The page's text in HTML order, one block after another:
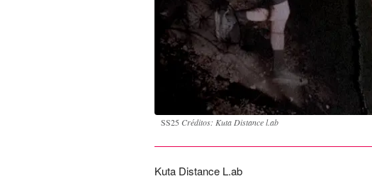
SS25 Créditos: Kuta Distance l.ab
Kuta Distance L.ab